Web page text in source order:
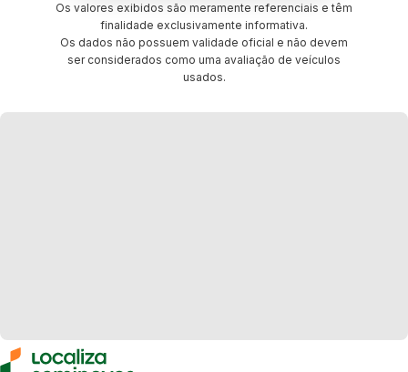
Os valores exibidos são meramente referenciais e têm
finalidade exclusivamente informativa.
Os dados não possuem validade oficial e não devem
ser considerados como uma avaliação de veículos
usados.